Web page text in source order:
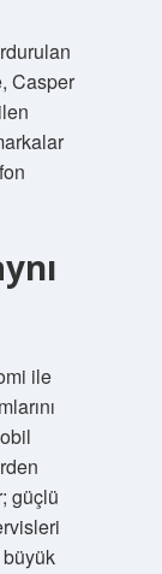
Casper
ile
güçlü
büyük